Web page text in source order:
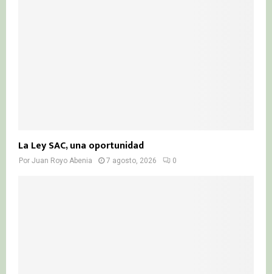
La Ley SAC, una oportunidad
Por Juan Royo Abenia 7 agosto, 2026 0